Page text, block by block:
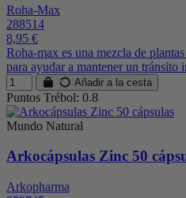
Roha-Max
288514
8,95 €
Roha-max es una mezcla de
para ayudar a mantener un tránsito
Añadir a la cesta
Puntos Trébol: 0.8
Mundo Natural
Arkocápsulas Zinc 50
Arkopharma